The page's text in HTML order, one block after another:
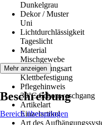
Dunkelgrau
Dekor / Muster
Uni
Lichtdurchlässigkeit
Tageslicht
Material
Mischgewebe
Aufhängungsart
Klettbefestigung
Pflegehinweis
30°C Schonwaschgang
Artikelart
Einzelartikel
Art des
Mehr anzeigen
Beschreibung
Bereich überspringen